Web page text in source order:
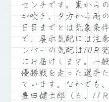
センチです。東から
が吹き、夕方から雨
日目までとは気象条
で、展示気配には注
ンバーの気配は10Ｒ
にお届けします。一
優勝戦を走った選手
ています。なかでも
豊田健士郎（６、11